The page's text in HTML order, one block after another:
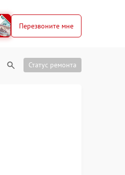
Перезвоните мне
Статус ремонта